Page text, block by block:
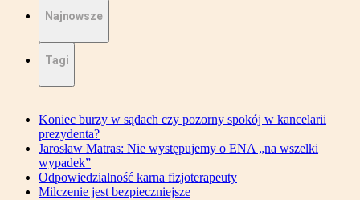
Najnowsze
Tagi
Koniec burzy w sądach czy pozorny spokój w kancelarii
prezydenta?
Jarosław Matras: Nie występujemy o ENA „na wszelki
wypadek”
Odpowiedzialność karna fizjoterapeuty
Milczenie jest bezpieczniejsze